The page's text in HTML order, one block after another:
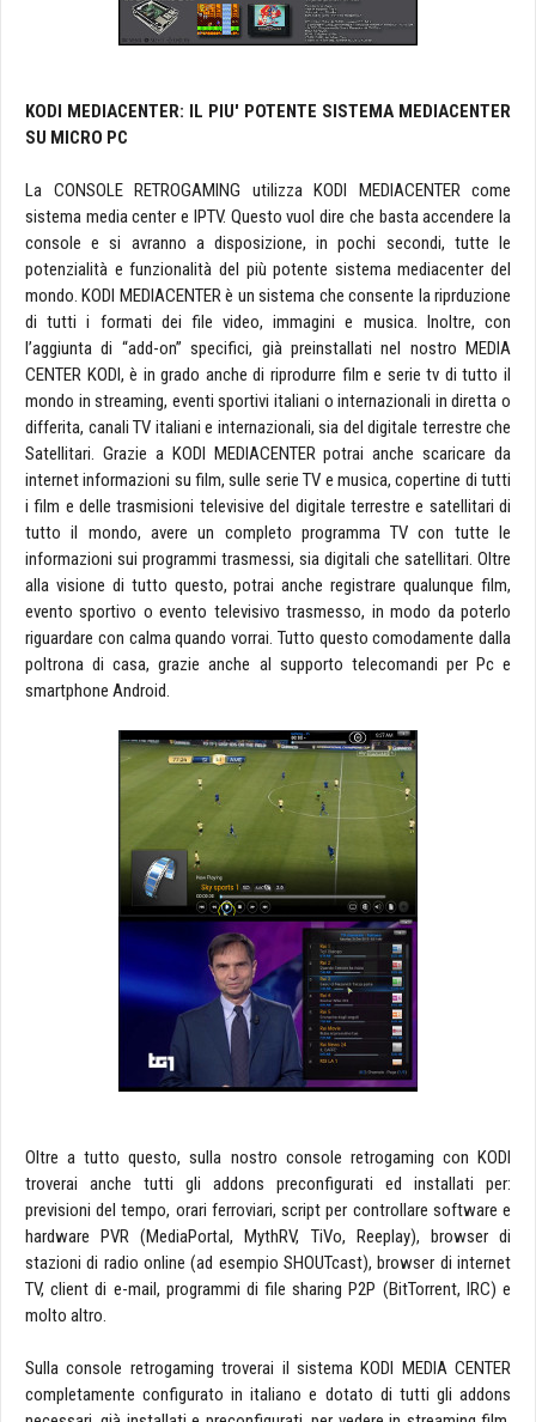
KODI MEDIACENTER: IL PIU' POTENTE SISTEMA MEDIACENTER
SU MICRO PC
La CONSOLE RETROGAMING utilizza KODI MEDIACENTER come
sistema media center e IPTV. Questo vuol dire che basta accendere la
console e si avranno a disposizione, in pochi secondi, tutte le
potenzialità e funzionalità del più potente sistema mediacenter del
mondo. KODI MEDIACENTER è un sistema che consente la riprduzione
di tutti i formati dei file video, immagini e musica. Inoltre, con
l’aggiunta di “add-on” specifici, già preinstallati nel nostro MEDIA
CENTER KODI, è in grado anche di riprodurre film e serie tv di tutto il
mondo in streaming, eventi sportivi italiani o internazionali in diretta o
differita, canali TV italiani e internazionali, sia del digitale terrestre che
Satellitari. Grazie a KODI MEDIACENTER potrai anche scaricare da
internet informazioni su film, sulle serie TV e musica, copertine di tutti
i film e delle trasmisioni televisive del digitale terrestre e satellitari di
tutto il mondo, avere un completo programma TV con tutte le
informazioni sui programmi trasmessi, sia digitali che satellitari. Oltre
alla visione di tutto questo, potrai anche registrare qualunque film,
evento sportivo o evento televisivo trasmesso, in modo da poterlo
riguardare con calma quando vorrai. Tutto questo comodamente dalla
poltrona di casa, grazie anche al supporto telecomandi per Pc e
smartphone Android.
Oltre a tutto questo, sulla nostro console retrogaming con KODI
troverai anche tutti gli addons preconfigurati ed installati per:
previsioni del tempo, orari ferroviari, script per controllare software e
hardware PVR (MediaPortal, MythRV, TiVo, Reeplay), browser di
stazioni di radio online (ad esempio SHOUTcast), browser di internet
TV, client di e-mail, programmi di file sharing P2P (BitTorrent, IRC) e
molto altro.
Sulla console retrogaming troverai il sistema KODI MEDIA CENTER
completamente configurato in italiano e dotato di tutti gli addons